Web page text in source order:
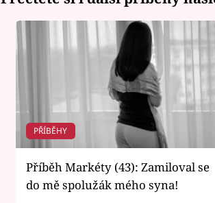
PŘÍBĚHY
Příběh Markéty (43): Zamiloval se
do mě spolužák mého syna!